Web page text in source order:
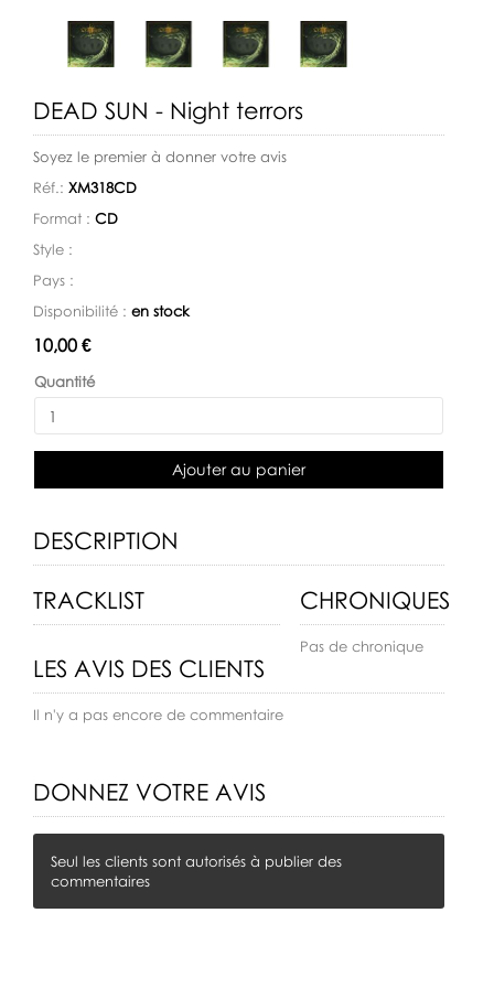
DEAD SUN - Night terrors
Soyez le premier à donner votre avis
Réf.: XM318CD
Format : CD
Style :
Pays :
Disponibilité : en stock
Disponibilité:
10,00 €
Quantité
Ajouter au panier
DESCRIPTION
TRACKLIST CHRONIQUES
Pas de chronique
LES AVIS DES CLIENTS
Il n'y a pas encore de commentaire
DONNEZ VOTRE AVIS
Seul les clients sont autorisés à publier des
commentaires